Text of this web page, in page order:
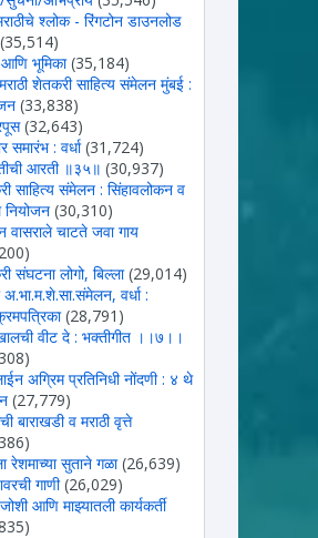
श्लोक - रिंगटोन डाउनलोड
(35,514)
आणि भूमिका (35,184)
शेतकरी साहित्य संमेलन मुंबई :
(33,838)
(32,643)
समारंभ : वर्धा (31,724)
आरती ॥३५॥ (30,937)
साहित्य संमेलन : सिंहावलोकन व
नियोजन (30,310)
वासराले चाटते जवा गाय
संघटना लोगो, बिल्ला (29,014)
अ.भा.म.शे.सा.संमेलन, वर्धा :
(28,791)
वीट दे : भक्तीगीत ।।७।।
अग्रिम प्रतिनिधी नोंदणी : ४ थे
(27,779)
बाराखडी व मराठी वृत्ते
रेशमाच्या सुताने गळा (26,639)
गाणी (26,029)
आणि माझ्यातली कार्यकर्ती